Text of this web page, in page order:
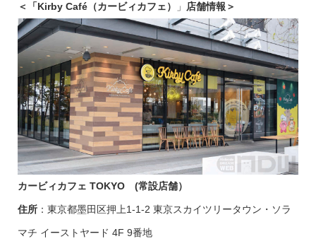
＜「Kirby Café（カービィカフェ） 」 店舗情報＞
カービィカフェ TOKYO (常設店舗）
住所：東京都墨田区押上1-1-2 東京スカイツリータウン・ソラ
マチ イーストヤード 4F 9番地